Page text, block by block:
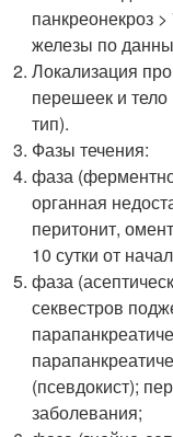
панкреонекроз
железы по
Локализация
перешеек и
тип).
Фазы течения:
фаза
органная
перитонит,
10 сутки от
фаза
секвестров
(псевдокист);
заболевания;